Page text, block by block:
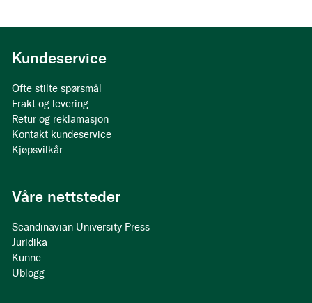
Kundeservice
Ofte stilte spørsmål
Frakt og levering
Retur og reklamasjon
Kontakt kundeservice
Kjøpsvilkår
Våre nettsteder
Scandinavian University Press
Juridika
Kunne
Ublogg